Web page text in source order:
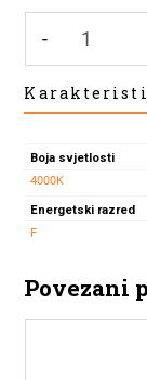
-
ŽARULJA
4000K
Boja svjetlosti
4000K
Energetski razred
F
Povezani